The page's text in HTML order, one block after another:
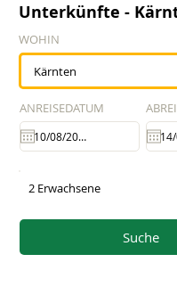
Unterkünfte -
WOHIN
ANREISEDATUM
2 Erwachsene
Suche